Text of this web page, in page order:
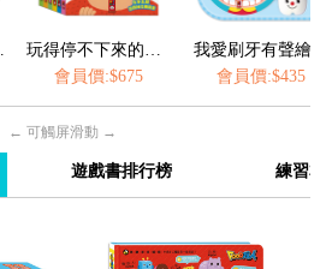
我愛刷牙有聲繪本
會員價:$435
會員價:$360
← 可觸屏滑動 →
遊戲書排行榜 練習本